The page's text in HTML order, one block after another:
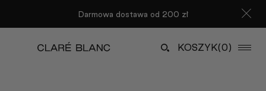
Darmowa dostawa od 200 zł
KOSZYK(0)